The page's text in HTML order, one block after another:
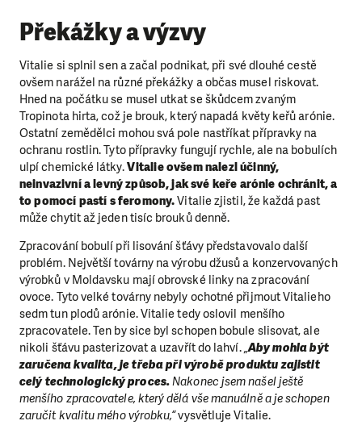
Překážky a výzvy
Vitalie si splnil sen a začal podnikat, při své dlouhé cestě
ovšem narážel na různé překážky a občas musel riskovat.
Hned na počátku se musel utkat se škůdcem zvaným
Tropinota hirta, což je brouk, který napadá květy keřů arónie.
Ostatní zemědělci mohou svá pole nastříkat přípravky na
ochranu rostlin. Tyto přípravky fungují rychle, ale na bobulích
ulpí chemické látky.Vitalie ovšem nalezl účinný,
neinvazivní a levný způsob, jak své keře arónie ochránit, a
to pomocí pastí s feromony.Vitalie zjistil, že každá past
může chytit až jeden tisíc brouků denně.
Zpracování bobulí při lisování šťávy představovalo další
problém. Největší továrny na výrobu džusů a konzervovaných
výrobků v Moldavsku mají obrovské linky na zpracování
ovoce. Tyto velké továrny nebyly ochotné přijmout Vitalieho
sedm tun plodů arónie. Vitalie tedy oslovil menšího
zpracovatele. Ten by sice byl schopen bobule slisovat, ale
nikoli šťávu pasterizovat a uzavřít do lahví.„Aby mohla být
zaručena kvalita, je třeba při výrobě produktu zajistit
celý technologický proces.Nakonec jsem našel ještě
menšího zpracovatele, který dělá vše manuálně a je schopen
zaručit kvalitu mého výrobku,“vysvětluje Vitalie.